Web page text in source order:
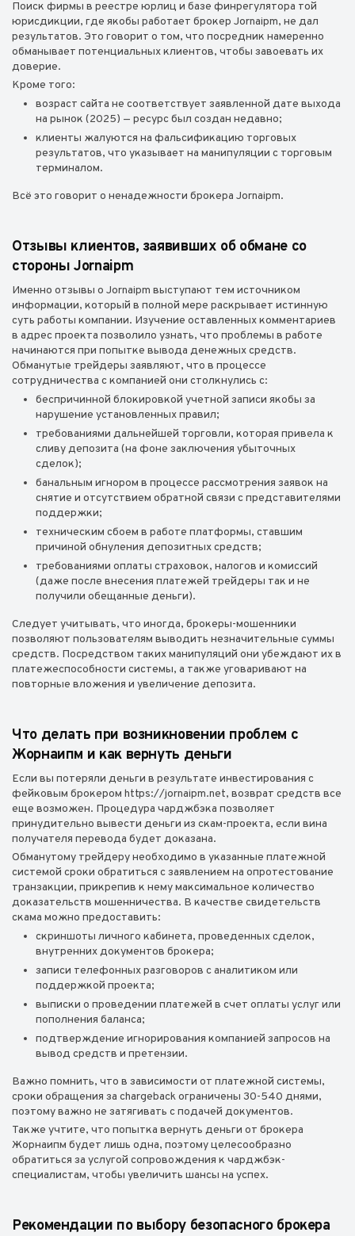
Поиск фирмы в реестре юрлиц и базе финрегулятора той
юрисдикции, где якобы работает брокер Jornaipm, не дал
результатов. Это говорит о том, что посредник намеренно
обманывает потенциальных клиентов, чтобы завоевать их
доверие.
Кроме того:
возраст сайта не соответствует заявленной дате выхода
на рынок (2025) — ресурс был создан недавно;
клиенты жалуются на фальсификацию торговых
результатов, что указывает на манипуляции с торговым
терминалом.
Всё это говорит о ненадежности брокера Jornaipm.
Отзывы клиентов, заявивших об обмане со
стороны Jornaipm
Именно отзывы о Jornaipm выступают тем источником
информации, который в полной мере раскрывает истинную
суть работы компании. Изучение оставленных комментариев
в адрес проекта позволило узнать, что проблемы в работе
начинаются при попытке вывода денежных средств.
Обманутые трейдеры заявляют, что в процессе
сотрудничества с компанией они столкнулись с:
беспричинной блокировкой учетной записи якобы за
нарушение установленных правил;
требованиями дальнейшей торговли, которая привела к
сливу депозита (на фоне заключения убыточных
сделок);
банальным игнором в процессе рассмотрения заявок на
снятие и отсутствием обратной связи с представителями
поддержки;
техническим сбоем в работе платформы, ставшим
причиной обнуления депозитных средств;
требованиями оплаты страховок, налогов и комиссий
(даже после внесения платежей трейдеры так и не
получили обещанные деньги).
Следует учитывать, что иногда, брокеры-мошенники
позволяют пользователям выводить незначительные суммы
средств. Посредством таких манипуляций они убеждают их в
платежеспособности системы, а также уговаривают на
повторные вложения и увеличение депозита.
Что делать при возникновении проблем с
Жорнаипм и как вернуть деньги
Если вы потеряли деньги в результате инвестирования с
фейковым брокером https://jornaipm.net, возврат средств все
еще возможен. Процедура чарджбэка позволяет
принудительно вывести деньги из скам-проекта, если вина
получателя перевода будет доказана.
Обманутому трейдеру необходимо в указанные платежной
системой сроки обратиться с заявлением на опротестование
транзакции, прикрепив к нему максимальное количество
доказательств мошенничества. В качестве свидетельств
скама можно предоставить:
скриншоты личного кабинета, проведенных сделок,
внутренних документов брокера;
записи телефонных разговоров с аналитиком или
поддержкой проекта;
выписки о проведении платежей в счет оплаты услуг или
пополнения баланса;
подтверждение игнорирования компанией запросов на
вывод средств и претензии.
Важно помнить, что в зависимости от платежной системы,
сроки обращения за chargeback ограничены 30-540 днями,
поэтому важно не затягивать с подачей документов.
Также учтите, что попытка вернуть деньги от брокера
Жорнаипм будет лишь одна, поэтому целесообразно
обратиться за услугой сопровождения к чарджбэк-
специалистам, чтобы увеличить шансы на успех.
Рекомендации по выбору безопасного брокера